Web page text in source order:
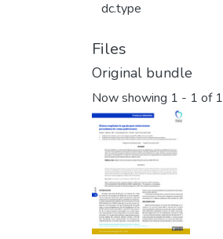
dc.type
Files
Original bundle
Now showing 1 - 1 of 1